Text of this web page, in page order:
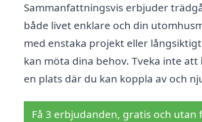
Sammanfattningsvis erbjuder
både livet enklare och din
med enstaka projekt eller
kan möta dina behov. Tveka inte
en plats där du kan koppla av och
Få 3 erbjudanden, gratis och